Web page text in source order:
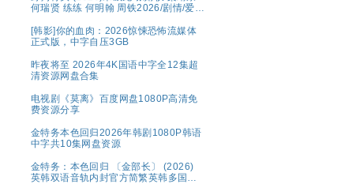
何瑞贤 练练 何明翰 周铁2026/剧情/爱
[韩影]你的血肉：2026惊悚恐怖流媒体
正式版，中字自压3GB
昨夜将至 2026年4K国语中字全12集超
清资源网盘合集
电视剧《莫离》百度网盘1080P高清免
费资源分享
金特务本色回归2026年韩剧1080P韩语
中字共10集网盘资源
金特务：本色回归 〔金部长〕 (2026)
英韩双语音轨内封官方简繁英韩多国字